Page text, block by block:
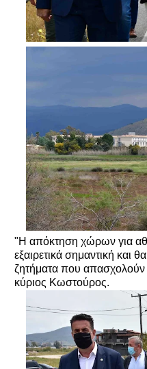
"Η απόκτηση χώρων για
εξαιρετικά σημαντική και
ζητήματα που απασχολούν
κύριος Κωστούρος.